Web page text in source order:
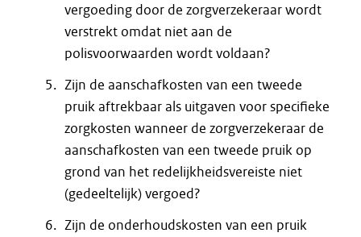
vergoeding door de zorgverzekeraar wordt
verstrekt omdat niet aan de
polisvoorwaarden wordt voldaan?
Zijn de aanschafkosten van een tweede
pruik aftrekbaar als uitgaven voor specifieke
zorgkosten wanneer de zorgverzekeraar de
aanschafkosten van een tweede pruik op
grond van het redelijkheidsvereiste niet
(gedeeltelijk) vergoed?
Zijn de onderhoudskosten van een pruik